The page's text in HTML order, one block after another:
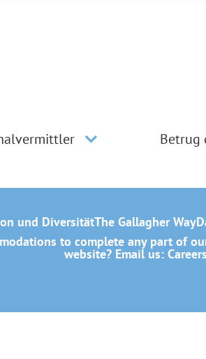
Betrug
und DiversitätThe Gallagher Way
to complete any part of
website? Email us: